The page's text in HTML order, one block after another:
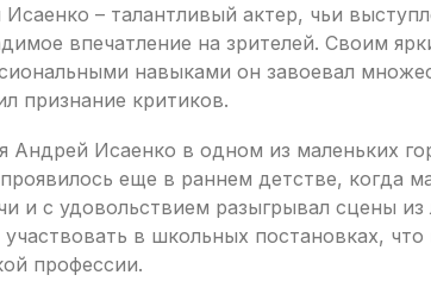
– талантливый актер, чьи
впечатление на зрителей. Своим
навыками он завоевал
признание критиков.
Андрей Исаенко в одном из маленьких
еще в раннем детстве, когда
и с удовольствием разыгрывал сцены
участвовать в школьных постановках,
профессии.